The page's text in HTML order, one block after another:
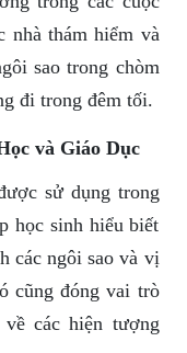
nhà thám hiểm và
sao trong chòm
đi trong đêm tối.
và Giáo Dục
sử dụng trong
học sinh hiểu biết
các ngôi sao và vị
cũng đóng vai trò
các hiện tượng